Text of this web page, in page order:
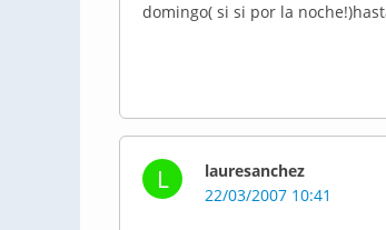
domingo( si si por la
L
lauresanchez
22/03/2007 10:41